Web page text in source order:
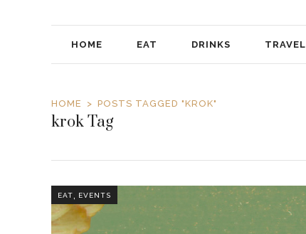
HOME EAT DRINKS TRAVEL
HOME POSTS TAGGED "KROK"
krok Tag
EAT, EVENTS